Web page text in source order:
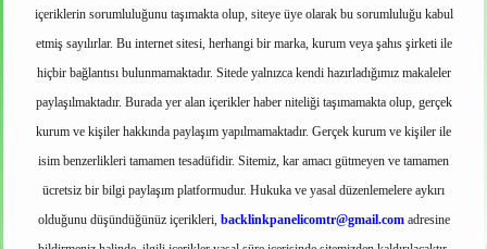
içeriklerin sorumluluğunu taşımakta olup, siteye üye olarak bu sorumluluğu kabul
etmiş sayılırlar. Bu internet sitesi, herhangi bir marka, kurum veya şahıs şirketi ile
hiçbir bağlantısı bulunmamaktadır. Sitede yalnızca kendi hazırladığımız makaleler
paylaşılmaktadır. Burada yer alan içerikler haber niteliği taşımamakta olup, gerçek
kurum ve kişiler hakkında paylaşım yapılmamaktadır. Gerçek kurum ve kişiler ile
isim benzerlikleri tamamen tesadüfidir. Sitemiz, kar amacı gütmeyen ve tamamen
ücretsiz bir bilgi paylaşım platformudur. Hukuka ve yasal düzenlemelere aykırı
olduğunu düşündüğünüz içerikleri, backlinkpanelicomtr@gmail.comadresine